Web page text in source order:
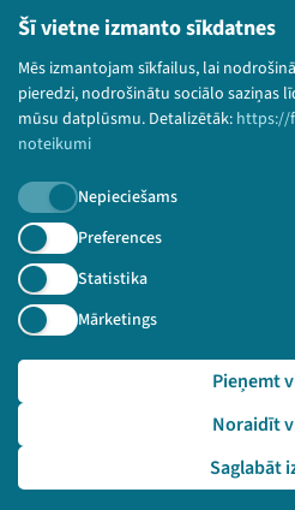
Šī vietne izmanto sīkdatnes
Mēs izmantojam sīkfailus, lai
pieredzi, nodrošinātu sociālo saziņas
mūsu datplūsmu. Detalizētāk: https://
noteikumi
Nepieciešams
Preferences
Statistika
Mārketings
Saglabāt
Noraidīt
Pieņemt
Lietošanas noteikumi un
Bērnu aizsardzības politika
© 2026 Sarunu festivāls
paturētas.
Piesakies jaunumiem!
Nepalaid garām aktuālāko
Pieteikties
🔗 https://